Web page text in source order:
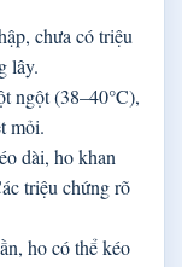
chưa có triệu
lây.
ngột (38–40°C),
mỏi.
dài, ho khan
triệu chứng rõ
ho có thể kéo